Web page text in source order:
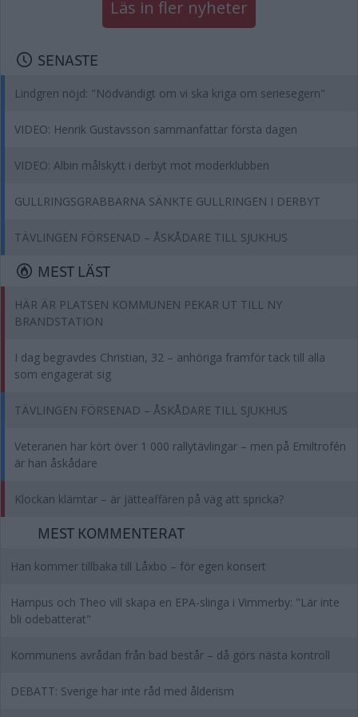
Läs in fler nyheter
SENASTE
Lindgren nöjd: "Nödvändigt om vi ska kriga om seriesegern"
VIDEO: Henrik Gustavsson sammanfattar första dagen
VIDEO: Albin målskytt i derbyt mot moderklubben
GULLRINGSGRABBARNA SÄNKTE GULLRINGEN I DERBYT
TÄVLINGEN FÖRSENAD – ÅSKÅDARE TILL SJUKHUS
MEST LÄST
HÄR ÄR PLATSEN KOMMUNEN PEKAR UT TILL NY
BRANDSTATION
I dag begravdes Christian, 32 – anhöriga framför tack till alla
som engagerat sig
TÄVLINGEN FÖRSENAD – ÅSKÅDARE TILL SJUKHUS
Veteranen har kört över 1 000 rallytävlingar – men på Emiltrofén
är han åskådare
Klockan klämtar – är jätteaffären på väg att spricka?
MEST KOMMENTERAT
Han kommer tillbaka till Låxbo – för egen konsert
Hampus och Theo vill skapa en EPA-slinga i Vimmerby: "Lär inte
bli odebatterat"
Kommunens avrådan från bad består – då görs nästa kontroll
DEBATT: Sverige har inte råd med ålderism